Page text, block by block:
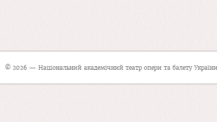
© 2026 — Національний академічний театр опери та балету